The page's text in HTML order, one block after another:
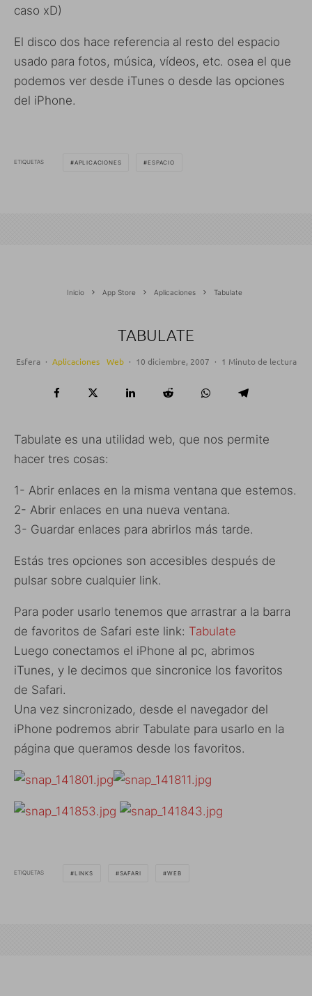
caso xD)
El disco dos hace referencia al resto del espacio
usado para fotos, música, vídeos, etc. osea el que
podemos ver desde iTunes o desde las opciones
del iPhone.
ETIQUETAS APLICACIONES ESPACIO
Inicio App Store Aplicaciones Tabulate
TABULATE
Esfera · Aplicaciones Web · 10 diciembre, 2007 · 1 Minuto de lectura
Tabulate es una utilidad web, que nos permite
hacer tres cosas:
1- Abrir enlaces en la misma ventana que estemos.
2- Abrir enlaces en una nueva ventana.
3- Guardar enlaces para abrirlos más tarde.
Estás tres opciones son accesibles después de
pulsar sobre cualquier link.
Para poder usarlo tenemos que arrastrar a la barra
de favoritos de Safari este link: Tabulate
Luego conectamos el iPhone al pc, abrimos
iTunes, y le decimos que sincronice los favoritos
de Safari.
Una vez sincronizado, desde el navegador del
iPhone podremos abrir Tabulate para usarlo en la
página que queramos desde los favoritos.
ETIQUETAS LINKS SAFARI WEB